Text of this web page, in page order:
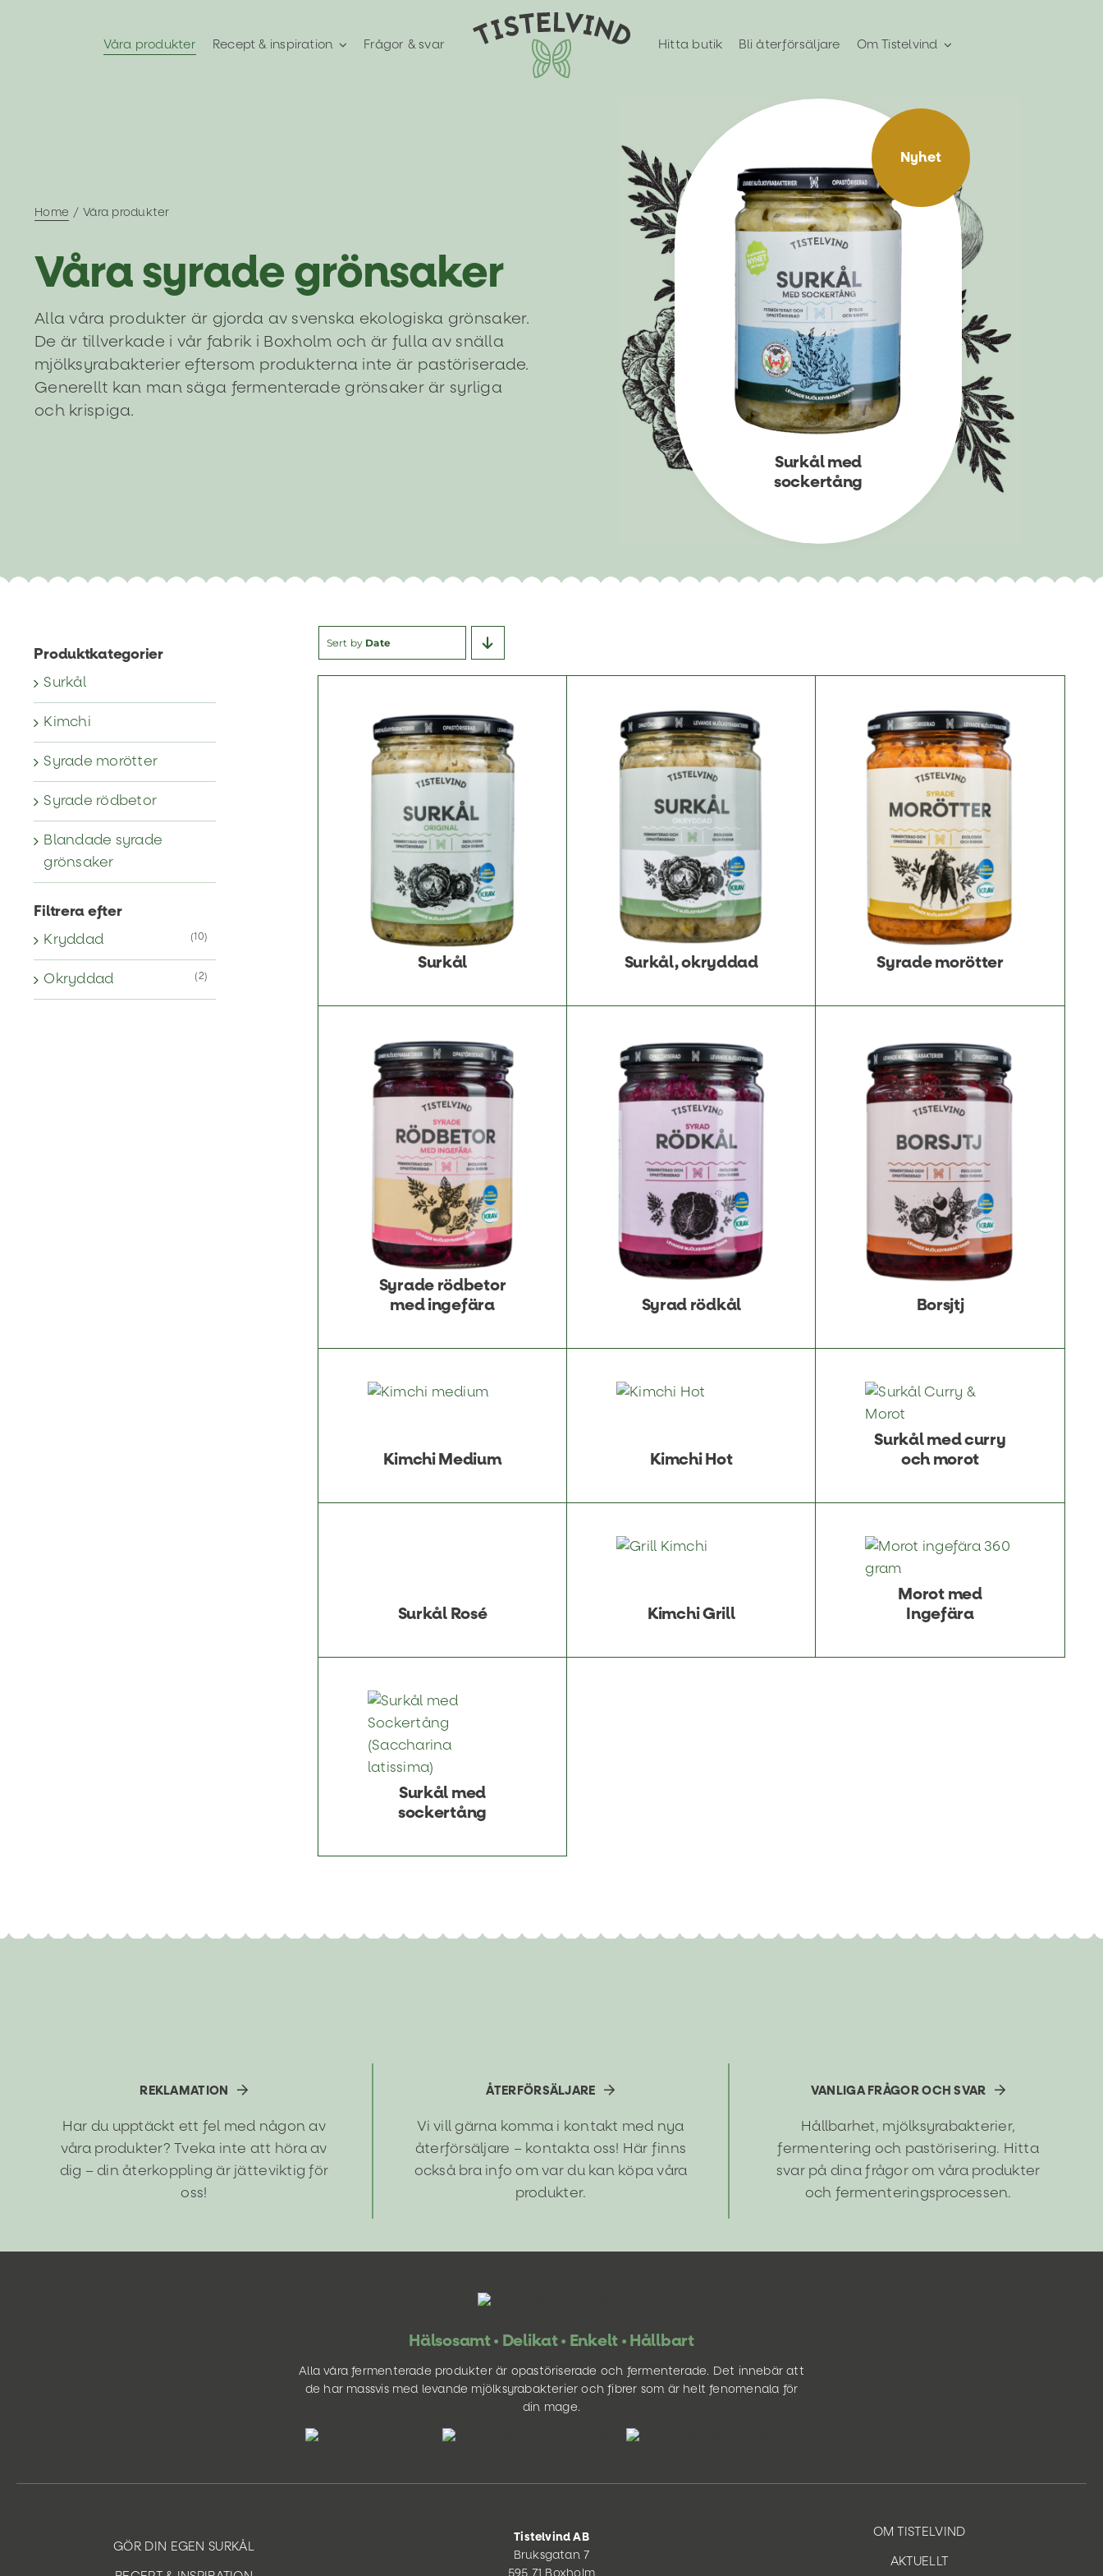
Våra produkter Recept & inspiration Frågor & svar Hitta butik Bli återförsäljare Om Tistelvind
Home Våra produkter
Våra syrade grönsaker
Alla våra produkter är gjorda av svenska ekologiska grönsaker.
De är tillverkade i vår fabrik i Boxholm och är fulla av snälla
mjölksyrabakterier eftersom produkterna inte är pastöriserade.
Generellt kan man säga fermenterade grönsaker är syrliga
och krispiga.
Nyhet
Surkål med
sockertång
Produktkategorier
Surkål
Kimchi
Syrade morötter
Syrade rödbetor
Blandade syrade
grönsaker
Filtrera efter
Kryddad (10)
Okryddad (2)
Sort by Date
Surkål Surkål, okryddad Syrade morötter
Syrade rödbetor
med ingefära
Syrad rödkål Borsjtj
Kimchi Medium Kimchi Hot
Surkål med curry
och morot
Surkål Rosé Kimchi Grill
Morot med
Ingefära
Surkål med
sockertång
REKLAMATION
Har du upptäckt ett fel med någon av
våra produkter? Tveka inte att höra av
dig – din återkoppling är jätteviktig för
oss!
ÅTERFÖRSÄLJARE
Vi vill gärna komma i kontakt med nya
återförsäljare – kontakta oss! Här finns
också bra info om var du kan köpa våra
produkter.
VANLIGA FRÅGOR OCH SVAR
Hållbarhet, mjölksyrabakterier,
fermentering och pastörisering. Hitta
svar på dina frågor om våra produkter
och fermenteringsprocessen.
Hälsosamt • Delikat • Enkelt • Hållbart
Alla våra fermenterade produkter är opastöriserade och fermenterade. Det innebär att
de har massvis med levande mjölksyrabakterier och fibrer som är helt fenomenala för
din mage.
GÖR DIN EGEN SURKÅL
Tistelvind AB
Bruksgatan 7
OM TISTELVIND
AKTUELLT